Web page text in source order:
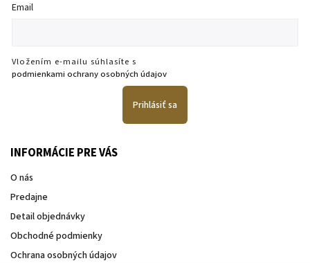
Email
Vložením e-mailu súhlasíte s
podmienkami ochrany osobných údajov
Prihlásiť sa
INFORMÁCIE PRE VÁS
O nás
Predajne
Detail objednávky
Obchodné podmienky
Ochrana osobných údajov